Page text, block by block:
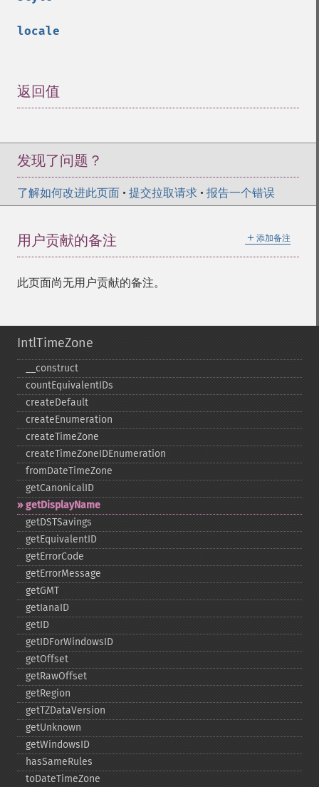
locale
返回值
发现了问题？
了解如何改进此页面 • 提交拉取请求 • 报告一个错误
＋ 添加备注
用户贡献的备注
此页面尚无用户贡献的备注。
IntlTimeZone
_​_​construct
countEquivalentIDs
createDefault
createEnumeration
createTimeZone
createTimeZoneIDEnumeration
fromDateTimeZone
getCanonicalID
getDisplayName
getDSTSavings
getEquivalentID
getErrorCode
getErrorMessage
getGMT
getIanaID
getID
getIDForWindowsID
getOffset
getRawOffset
getRegion
getTZDataVersion
getUnknown
getWindowsID
hasSameRules
toDateTimeZone